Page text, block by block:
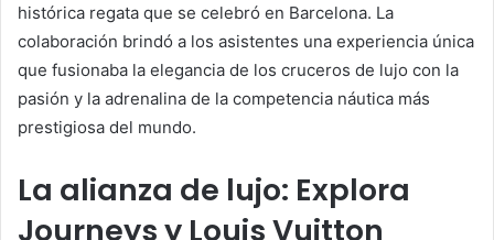
histórica regata que se celebró en Barcelona. La
colaboración brindó a los asistentes una experiencia única
que fusionaba la elegancia de los cruceros de lujo con la
pasión y la adrenalina de la competencia náutica más
prestigiosa del mundo.
La alianza de lujo: Explora
Journeys y Louis Vuitton